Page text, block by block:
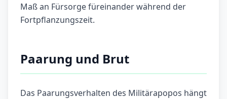
Maß an Fürsorge füreinander während der
Fortpflanzungszeit.
Paarung und Brut
Das Paarungsverhalten des Militärapopos hängt